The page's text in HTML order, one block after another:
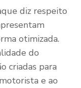
diz respeito
otimizada.
do
criadas para
e ao